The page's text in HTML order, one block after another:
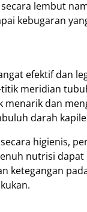
lembut
kebugaran
efektif dan
meridian
dan
darah
higienis,
nutrisi
ketegangan